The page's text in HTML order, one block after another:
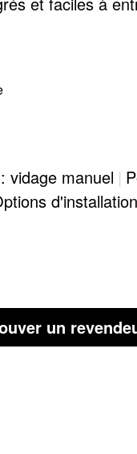
vidage manuel |
un